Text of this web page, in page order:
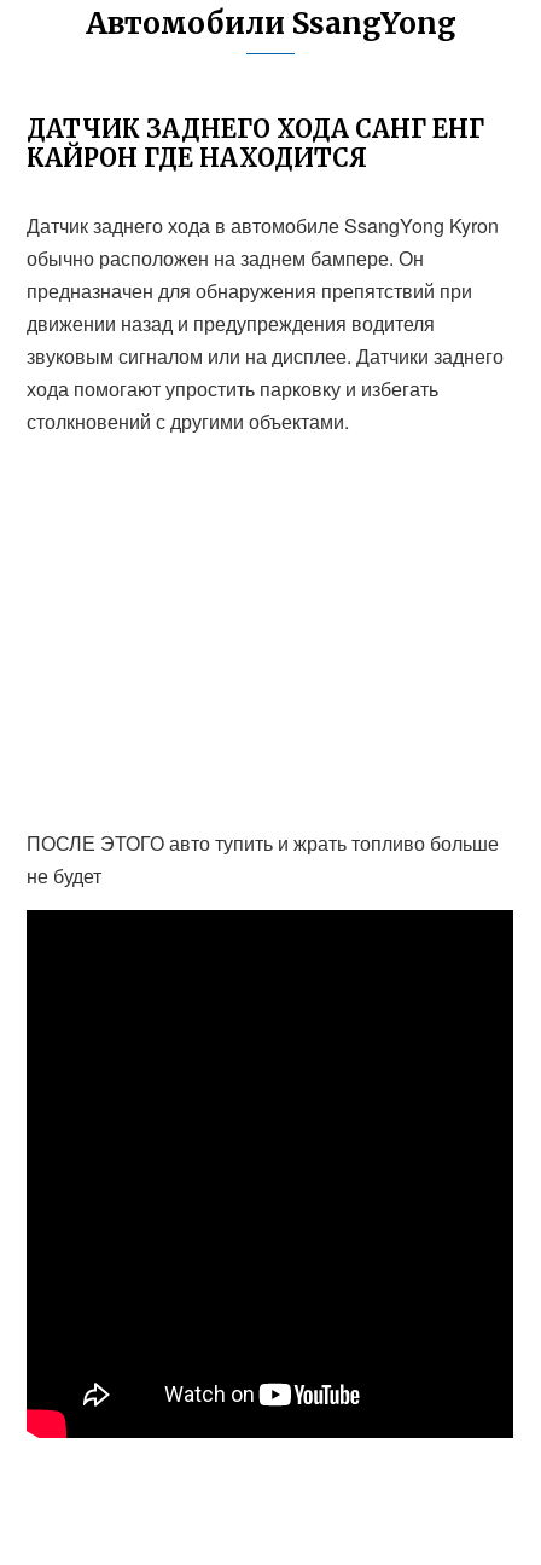
Автомобили SsangYong
ДАТЧИК ЗАДНЕГО ХОДА САНГ ЕНГ
КАЙРОН ГДЕ НАХОДИТСЯ
Датчик заднего хода в автомобиле SsangYong Kyron
обычно расположен на заднем бампере. Он
предназначен для обнаружения препятствий при
движении назад и предупреждения водителя
звуковым сигналом или на дисплее. Датчики заднего
хода помогают упростить парковку и избегать
столкновений с другими объектами.
ПОСЛЕ ЭТОГО авто тупить и жрать топливо больше
не будет